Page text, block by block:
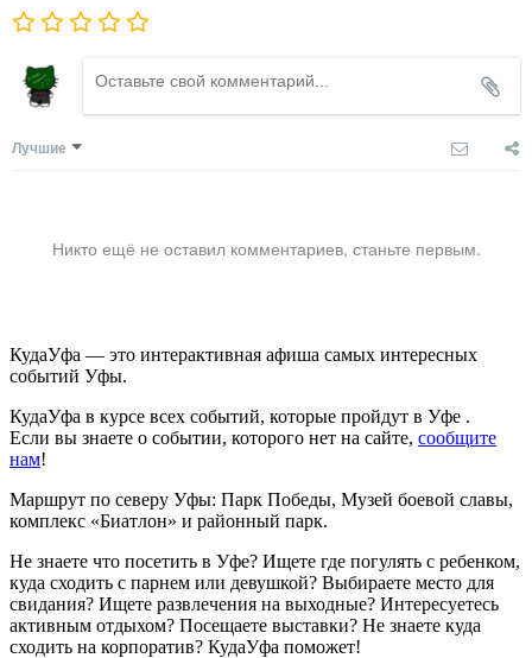
Лучшие
Никто ещё не оставил комментариев, станьте первым.
КудаУфа — это интерактивная афиша самых интересных
событий Уфы.
КудаУфа в курсе всех событий, которые пройдут в Уфе .
Если вы знаете о событии, которого нет на сайте, сообщите
нам!
Маршрут по северу Уфы: Парк Победы, Музей боевой славы,
комплекс «Биатлон» и районный парк.
Не знаете что посетить в Уфе? Ищете где погулять с ребенком,
куда сходить с парнем или девушкой? Выбираете место для
свидания? Ищете развлечения на выходные? Интересуетесь
активным отдыхом? Посещаете выставки? Не знаете куда
сходить на корпоратив? КудаУфа поможет!